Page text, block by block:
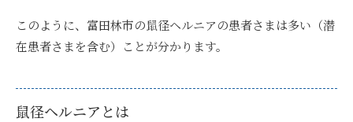
このように、富田林市の鼠径ヘルニアの患者さまは多い（潜
在患者さまを含む）ことが分かります。
鼠径ヘルニアとは